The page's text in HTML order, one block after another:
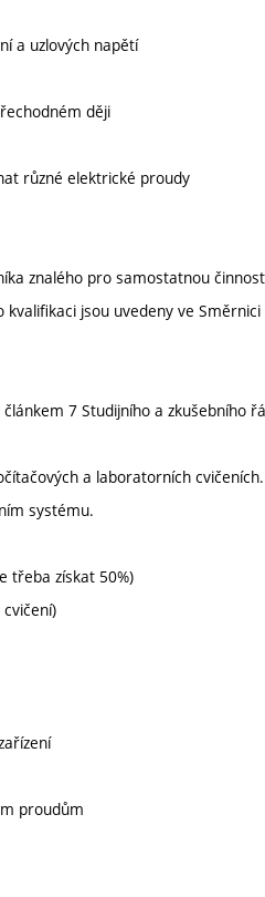
a uzlových napětí
ději
různé elektrické proudy
znalého pro samostatnou
jsou uvedeny ve
7 Studijního a zkušebního
a laboratorních cvičeních.
systému.
třeba získat 50%)
proudům